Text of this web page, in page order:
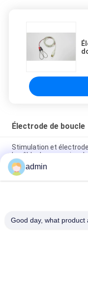
Électrode de boucle
Stimulation et
le câble de connexion
L'EMG a stimulé le
câble de connexion de
Électrode de boucle de
admin
Good day, what